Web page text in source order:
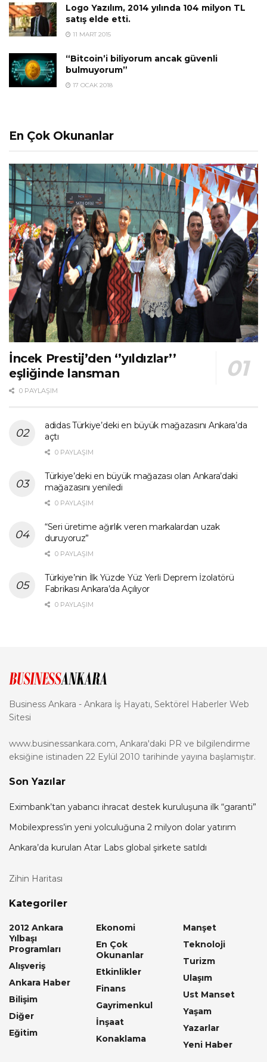
Logo Yazılım, 2014 yılında 104 milyon TL
satış elde etti.
11 MART 2015
“Bitcoin’i biliyorum ancak güvenli
bulmuyorum”
17 OCAK 2018
En Çok Okunanlar
İncek Prestij’den ‘’yıldızlar’’
eşliğinde lansman
0 PAYLAŞIM
adidas Türkiye’deki en büyük mağazasını Ankara’da
açtı
0 PAYLAŞIM
Türkiye’deki en büyük mağazası olan Ankara’daki
mağazasını yeniledi
0 PAYLAŞIM
“Seri üretime ağırlık veren markalardan uzak
duruyoruz”
0 PAYLAŞIM
Türkiye’nin İlk Yüzde Yüz Yerli Deprem İzolatörü
Fabrikası Ankara’da Açılıyor
0 PAYLAŞIM
Business Ankara - Ankara İş Hayatı, Sektörel Haberler Web
Sitesi
www.businessankara.com, Ankara'daki PR ve bilgilendirme
eksiğine istinaden 22 Eylül 2010 tarihinde yayına başlamıştır.
Son Yazılar
Eximbank’tan yabancı ihracat destek kuruluşuna ilk “garanti”
Mobilexpress’in yeni yolculuğuna 2 milyon dolar yatırım
Ankara’da kurulan Atar Labs global şirkete satıldı
Zihin Haritası
Kategoriler
2012 Ankara
Yılbaşı
Programları
Alışveriş
Ankara Haber
Bilişim
Diğer
Eğitim
Ekonomi
En Çok
Okunanlar
Etkinlikler
Finans
Gayrimenkul
İnşaat
Konaklama
Manşet
Teknoloji
Turizm
Ulaşım
Ust Manset
Yaşam
Yazarlar
Yeni Haber